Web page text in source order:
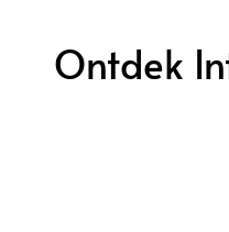
Ontdek